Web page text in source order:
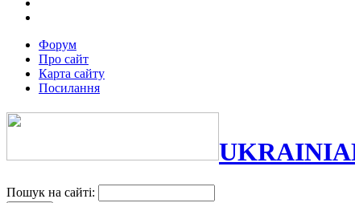
Форум
Про сайт
Карта сайту
Посилання
Пошук на сайті: